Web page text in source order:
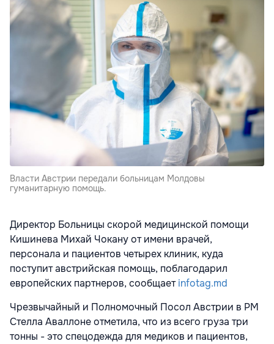
Власти Австрии передали больницам Молдовы
гуманитарную помощь.
Директор Больницы скорой медицинской помощи
Кишинева Михай Чокану от имени врачей,
персонала и пациентов четырех клиник, куда
поступит австрийская помощь, поблагодарил
европейских партнеров, сообщаетinfotag.md
Чрезвычайный и Полномочный Посол Австрии в РМ
Стелла Аваллоне отметила, что из всего груза три
тонны - это спецодежда для медиков и пациентов,